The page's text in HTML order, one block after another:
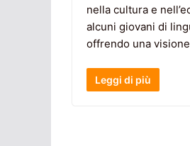
nella cultura e
alcuni giovani di
offrendo una
Leggi di più